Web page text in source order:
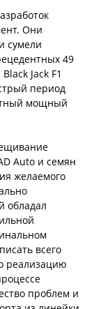
Они
сумели
49
Jack F1
период
мощный
Auto и семян
желаемого
обладал
всего
реализацию
проблем и